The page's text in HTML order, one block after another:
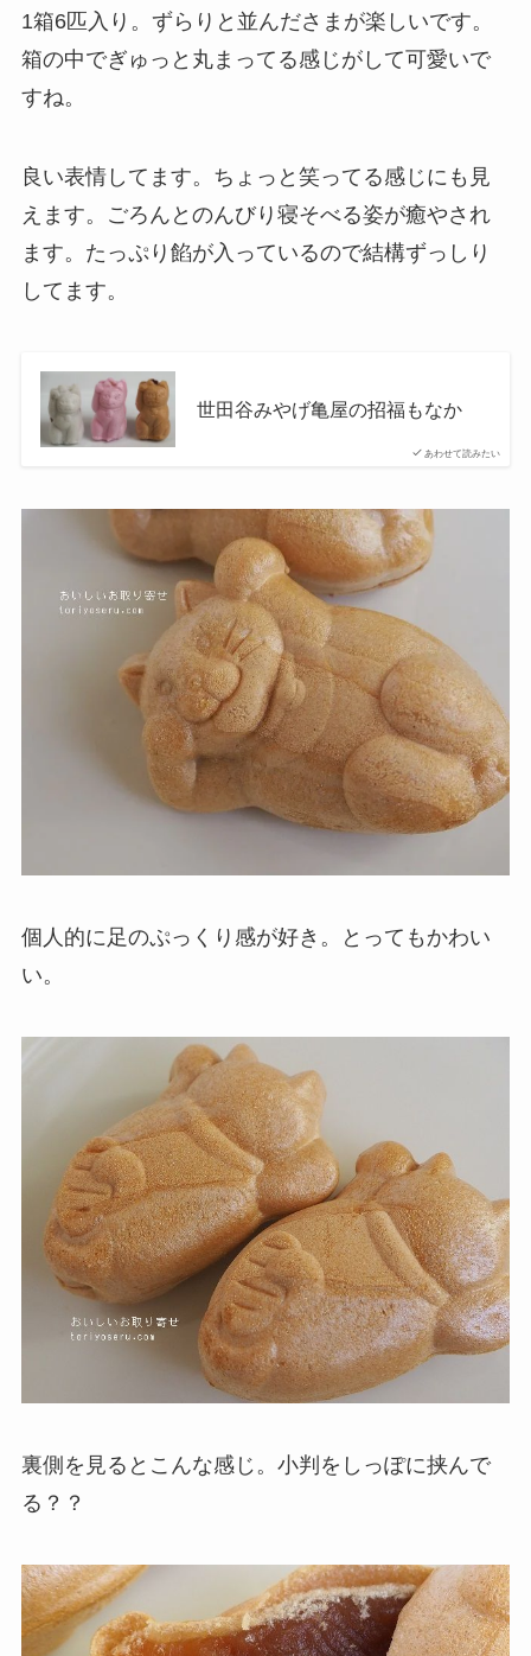
1箱6匹入り。ずらりと並んださまが楽しいです。
箱の中でぎゅっと丸まってる感じがして可愛いで
すね。
良い表情してます。ちょっと笑ってる感じにも見
えます。ごろんとのんびり寝そべる姿が癒やされ
ます。たっぷり餡が入っているので結構ずっしり
してます。
あわせて読みたい
世田谷みやげ亀屋の招福もなか
個人的に足のぷっくり感が好き。とってもかわい
い。
裏側を見るとこんな感じ。小判をしっぽに挟んで
る？？